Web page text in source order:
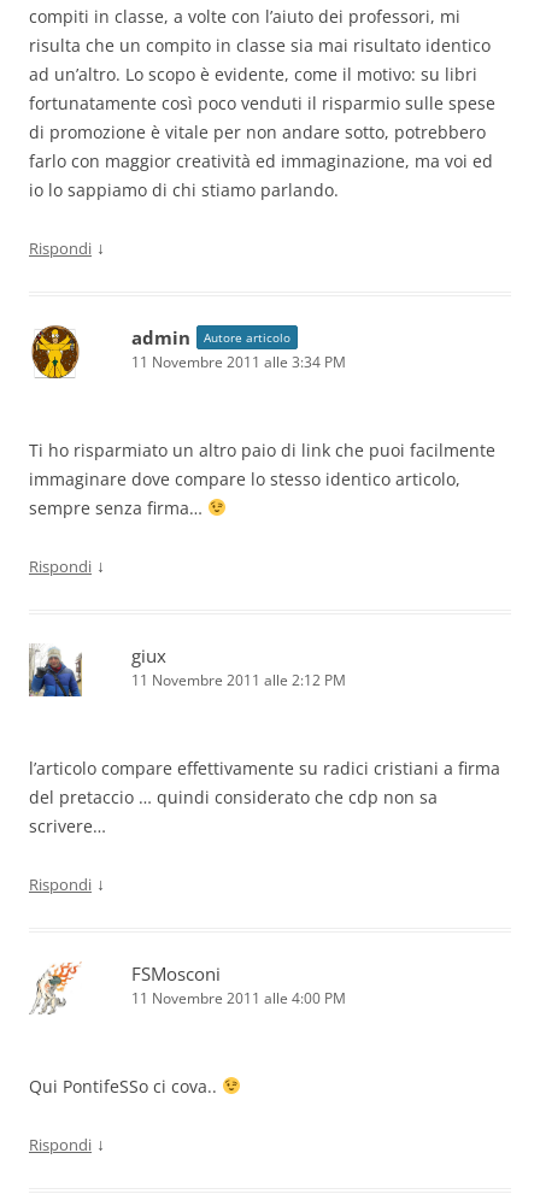
compiti in classe, a volte con l’aiuto dei professori, mi
risulta che un compito in classe sia mai risultato identico
ad un’altro. Lo scopo è evidente, come il motivo: su libri
fortunatamente così poco venduti il risparmio sulle spese
di promozione è vitale per non andare sotto, potrebbero
farlo con maggior creatività ed immaginazione, ma voi ed
io lo sappiamo di chi stiamo parlando.
Rispondi ↓
admin Autore articolo
11 Novembre 2011 alle 3:34 PM
Ti ho risparmiato un altro paio di link che puoi facilmente
immaginare dove compare lo stesso identico articolo,
sempre senza firma…
Rispondi ↓
giux
11 Novembre 2011 alle 2:12 PM
l’articolo compare effettivamente su radici cristiani a firma
del pretaccio … quindi considerato che cdp non sa
scrivere…
Rispondi ↓
FSMosconi
11 Novembre 2011 alle 4:00 PM
Qui PontifeSSo ci cova..
Rispondi ↓